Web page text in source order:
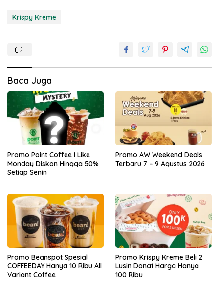
Krispy Kreme
Baca Juga
Promo Point Coffee I Like
Monday Diskon Hingga 50%
Setiap Senin
Promo AW Weekend Deals
Terbaru 7 – 9 Agustus 2026
Promo Beanspot Spesial
COFFEEDAY Hanya 10 Ribu All
Variant Coffee
Promo Krispy Kreme Beli 2
Lusin Donat Harga Hanya
100 Ribu